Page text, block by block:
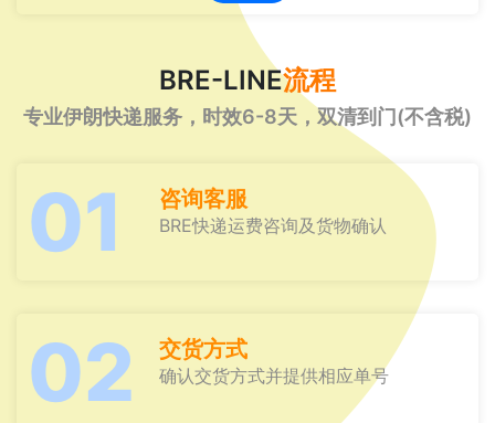
BRE-LINE流程
专业伊朗快递服务，时效6-8天，双清到门(不含税)
01 咨询客服
BRE快递运费咨询及货物确认
02 交货方式
确认交货方式并提供相应单号